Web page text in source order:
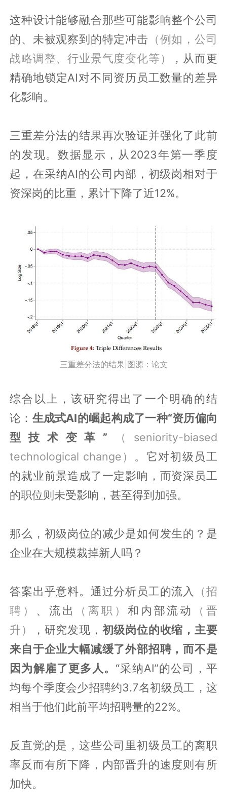
这种设计能够融合那些可能影响整个公司
的、未被观察到的特定冲击 （例如，公司
战略调整、行业景气度变化等）
，从而更
精确地锁定AI对不同资历员工数量的差异
化影响。
三重差分法的结果再次验证并强化了此前
的发现。数据显示，从2023年第一季度
起，在采纳AI的公司内部，初级岗相对于
资深岗的比重，累计下降了近12%。
三重差分法的结果|图源：论文
综合以上，该研究得出了一个明确的结
论： 生成式AI的崛起构成了一种“资历偏向
型技术变革” （seniority-biased
technological change）。 它对初级员工
的就业前景造成了一定影响，而资深员工
的职位则未受影响，甚至得到加强。
那么，初级岗位的减少是如何发生的？是
企业在大规模裁掉新人吗？
答案出乎意料。通过分析员工的流入
（招
聘） 、流出 （离职） 和内部流动
（晋
升）
，研究发现， 初级岗位的收缩，主要
来自于企业大幅减缓了外部招聘，而不是
因为解雇了更多人。 “采纳AI”的公司，平
均每个季度会少招聘约3.7名初级员工，这
相当于他们此前平均招聘量的22%。
反直觉的是，这些公司里初级员工的离职
率反而有所下降，内部晋升的速度则有所
加快。